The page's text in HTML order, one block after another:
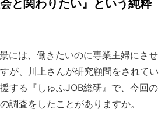
会と関わりたい』という純粋
は、働きたいのに専業主婦にさせ
が、川上さんが研究顧問をされてい
する『しゅふJOB総研』で、今回の
調査をしたことがありますか。